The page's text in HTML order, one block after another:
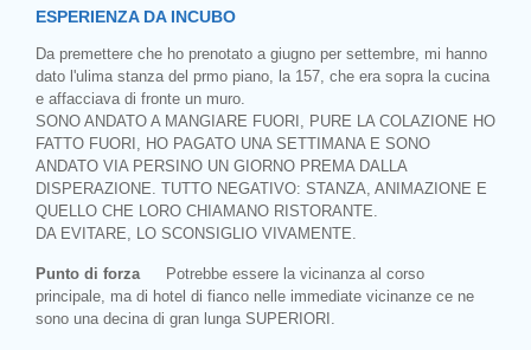
ESPERIENZA DA INCUBO
Da premettere che ho prenotato a giugno per settembre, mi hanno
dato l'ulima stanza del prmo piano, la 157, che era sopra la cucina
e affacciava di fronte un muro.
SONO ANDATO A MANGIARE FUORI, PURE LA COLAZIONE HO
FATTO FUORI, HO PAGATO UNA SETTIMANA E SONO
ANDATO VIA PERSINO UN GIORNO PREMA DALLA
DISPERAZIONE. TUTTO NEGATIVO: STANZA, ANIMAZIONE E
QUELLO CHE LORO CHIAMANO RISTORANTE.
DA EVITARE, LO SCONSIGLIO VIVAMENTE.
Punto di forza
Potrebbe essere la vicinanza al corso
principale, ma di hotel di fianco nelle immediate vicinanze ce ne
sono una decina di gran lunga SUPERIORI.